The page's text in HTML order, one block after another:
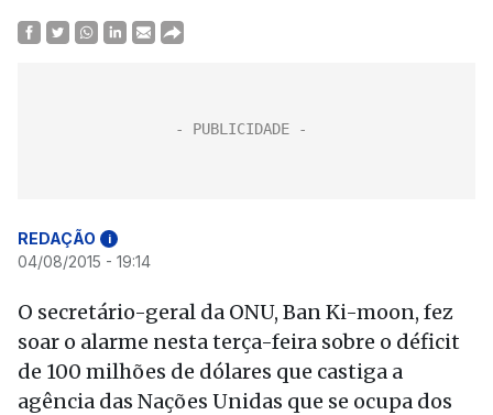
REDAÇÃO i
04/08/2015 - 19:14
O secretário-geral da ONU, Ban Ki-moon, fez
soar o alarme nesta terça-feira sobre o déficit
de 100 milhões de dólares que castiga a
agência das Nações Unidas que se ocupa dos